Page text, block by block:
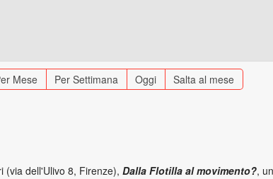
Mese Per Settimana Oggi Salta al mese
(via dell'Ulivo 8, Firenze), Dalla Flotilla al movimento?,